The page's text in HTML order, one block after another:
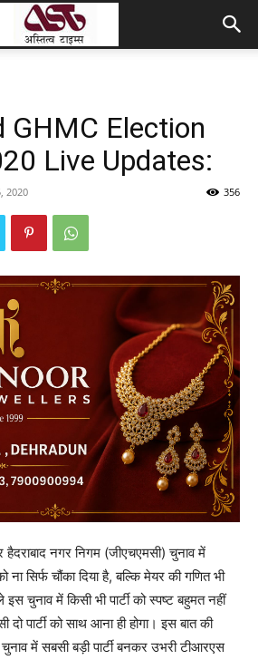
GHMC Election
Live Updates:
2020 356
हैदराबाद नगर निगम (जीएचएमसी) चुनाव में
सिर्फ चौंका दिया है, बल्कि मेयर की गणित भी
इस चुनाव में किसी भी पार्टी को स्पष्ट बहुमत नहीं
दो पार्टी को साथ आना ही होगा। इस बात की
में सबसी बड़ी पार्टी बनकर उभरी टीआरएस